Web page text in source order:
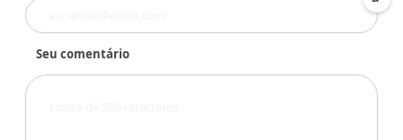
Seu comentário